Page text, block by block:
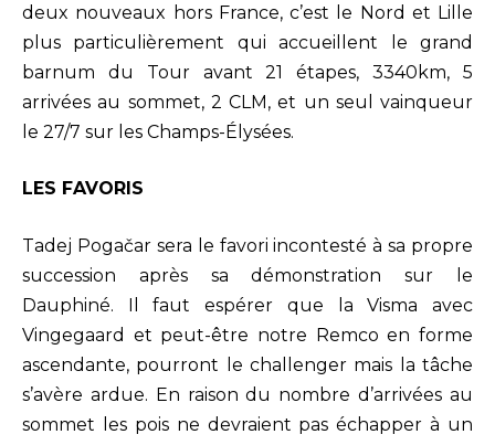
deux nouveaux hors France, c’est le Nord et Lille
plus particulièrement qui accueillent le grand
barnum du Tour avant 21 étapes, 3340km, 5
arrivées au sommet, 2 CLM, et un seul vainqueur
le 27/7 sur les Champs-Élysées.
LES FAVORIS
Tadej Pogačar sera le favori incontesté à sa propre
succession après sa démonstration sur le
Dauphiné. Il faut espérer que la Visma avec
Vingegaard et peut-être notre Remco en forme
ascendante, pourront le challenger mais la tâche
s’avère ardue. En raison du nombre d’arrivées au
sommet les pois ne devraient pas échapper à un